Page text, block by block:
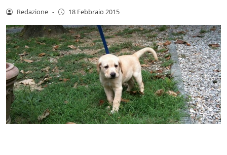
Redazione - 18 Febbraio 2015